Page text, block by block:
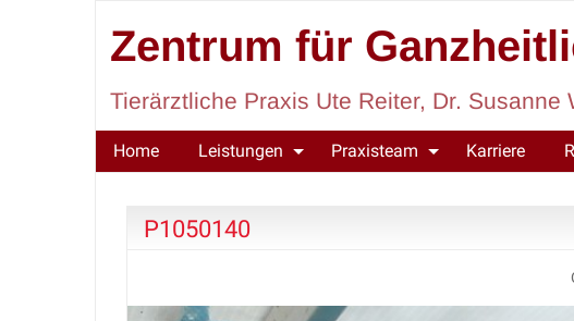
Zentrum für
Tierärztliche Praxis Ute Reiter, Dr. Susanne
Home Leistungen Praxisteam Karriere
P1050140